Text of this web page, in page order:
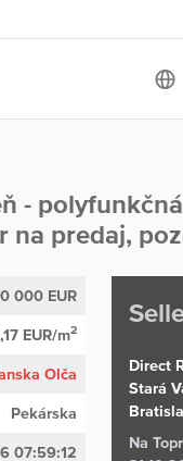
-
na predaj,
000 EUR
EUR/m2
Olča
Pekárska
07:59:12
Direct
Stará
Na